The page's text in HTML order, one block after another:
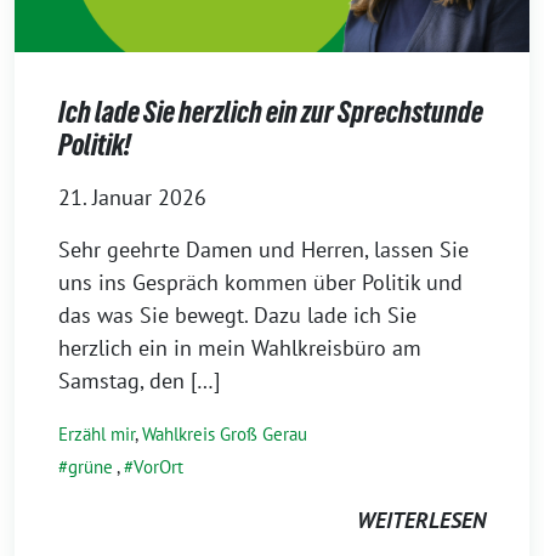
Ich lade Sie herzlich ein zur Sprechstunde
Politik!
21. Januar 2026
Sehr geehrte Damen und Herren, lassen Sie
uns ins Gespräch kommen über Politik und
das was Sie bewegt. Dazu lade ich Sie
herzlich ein in mein Wahlkreisbüro am
Samstag, den […]
Erzähl mir,Wahlkreis Groß Gerau
grüne , VorOrt
WEITERLESEN